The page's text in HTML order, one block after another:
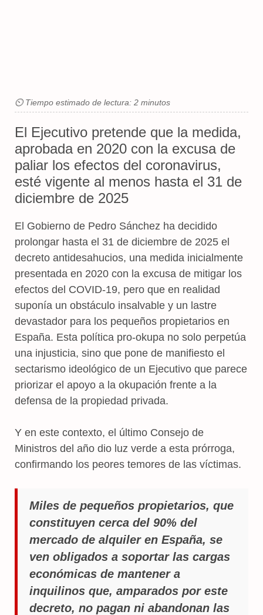
⏲ Tiempo estimado de lectura: 2 minutos
El Ejecutivo pretende que la medida,
aprobada en 2020 con la excusa de
paliar los efectos del coronavirus,
esté vigente al menos hasta el 31 de
diciembre de 2025
El Gobierno de Pedro Sánchez ha decidido
prolongar hasta el 31 de diciembre de 2025 el
decreto antidesahucios, una medida inicialmente
presentada en 2020 con la excusa de mitigar los
efectos del COVID-19, pero que en realidad
suponía un obstáculo insalvable y un lastre
devastador para los pequeños propietarios en
España. Esta política pro-okupa no solo perpetúa
una injusticia, sino que pone de manifiesto el
sectarismo ideológico de un Ejecutivo que parece
priorizar el apoyo a la okupación frente a la
defensa de la propiedad privada.
Y en este contexto, el último Consejo de
Ministros del año dio luz verde a esta prórroga,
confirmando los peores temores de las víctimas.
Miles de pequeños propietarios, que
constituyen cerca del 90% del
mercado de alquiler en España, se
ven obligados a soportar las cargas
económicas de mantener a
inquilinos que, amparados por este
decreto, no pagan ni abandonan las